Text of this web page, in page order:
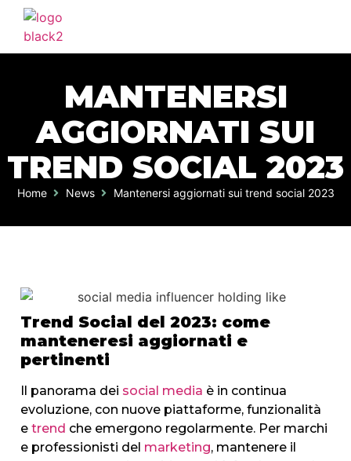
MANTENERSI
AGGIORNATI SUI
TREND SOCIAL 2023
Home News Mantenersi aggiornati sui trend social 2023
Trend Social del 2023: come
manteneresi aggiornati e
pertinenti​
Il panorama dei social media è in continua
evoluzione, con nuove piattaforme, funzionalità
e trend che emergono regolarmente. Per marchi
e professionisti del marketing, mantenere il